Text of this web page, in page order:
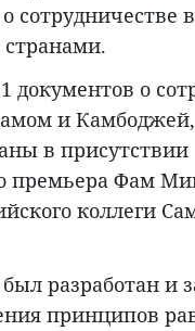
сотрудничестве
документов о
и
в присутствии
премьера Фам
коллеги
разработан и
принципов